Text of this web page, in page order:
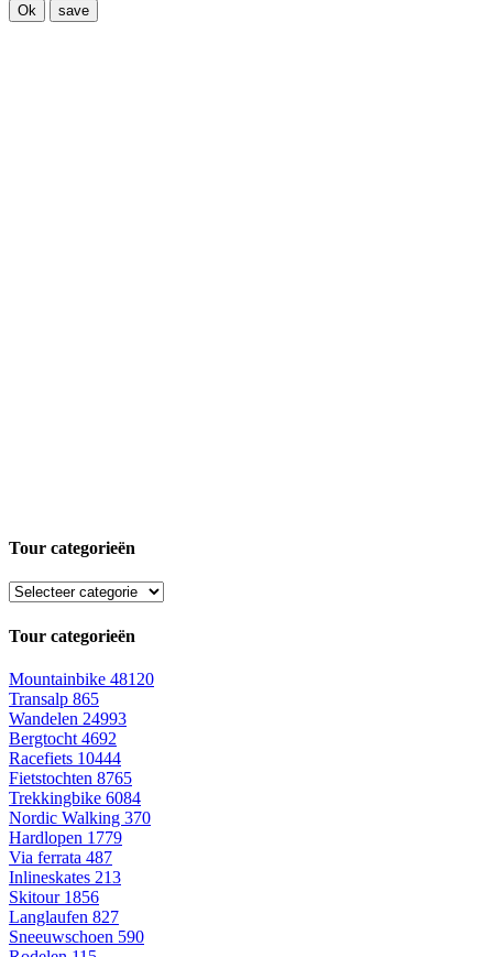
Ok save
Tour categorieën
Tour categorieën
Mountainbike 48120
Transalp 865
Wandelen 24993
Bergtocht 4692
Racefiets 10444
Fietstochten 8765
Trekkingbike 6084
Nordic Walking 370
Hardlopen 1779
Via ferrata 487
Inlineskates 213
Skitour 1856
Langlaufen 827
Sneeuwschoen 590